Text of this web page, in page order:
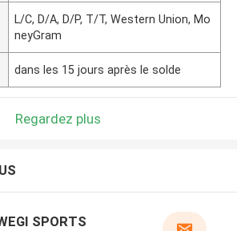
L/C, D/A, D/P, T/T, Western Union, Mo
neyGram
dans les 15 jours après le solde
Regardez plus
SPORTS